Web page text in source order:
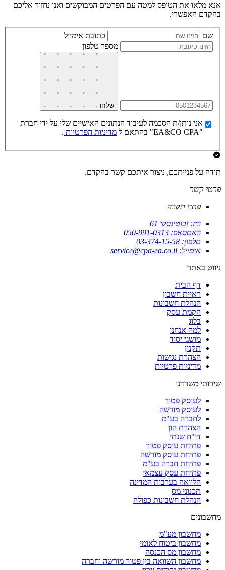
אנא מלאו את הטופס למטה עם הפרטים המבוקשים ואנו נחזור אליכם
בהקדם האפשרי.
שם
כתובת אימייל
מספר טלפון
שלחו
אני נותן/ת הסכמה לעיבוד הנתונים האישיים שלי על ידי חברת
"EA&CO CPA" בהתאם ל
מדיניות הפרטיות .
תודה על פנייתכם, ניצור איתכם קשר בהקדם.
פרטי קשר
פתח תקווה
וויז: זבוטינסקי 61
וואטסאפ: 050-991-0313
טלפון: 03-374-15-58
אימייל: service@cpa-ea.co.il
ניווט באתר
דף הבית
ראיית חשבון
הנהלת חשבונות
הקמת עסק
בלוג
למה אנחנו
מושגי יסוד
תקנון
הצהרת נגישות
מדיניות פרטיות
שירותי משרדנו
לעוסק פטור
לעוסק מורשה
לחברה בע"מ
הצהרת הון
דו"ח שנתי
פתיחת עוסק פטור
פתיחת עוסק מורשה
פתיחת חברה בע"מ
פתיחת עסק עצמאי
הלוואה בערבות המדינה
תכנוני מס
הנהלת חשבונות כפולה
מחשבונים
מחשבון מע"מ
מחשבון ביטוח לאומי
מחשבון מס הכנסה
מחשבון השוואה בין פטור מורשה וחברה